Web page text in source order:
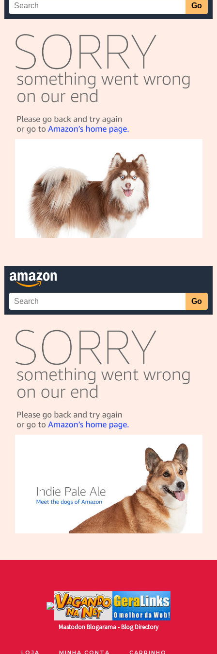
MastodonBlogarama - Blog Directory
LOJA MINHA CONTA CARRINHO